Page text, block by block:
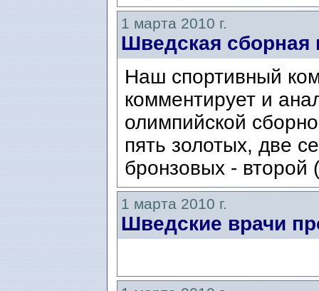
1 марта 2010 г.
Шведская сборная
Наш спортивный
комментирует и
олимпийской
пять золотых, две
бронзовых - второй
1 марта 2010 г.
Шведские врачи